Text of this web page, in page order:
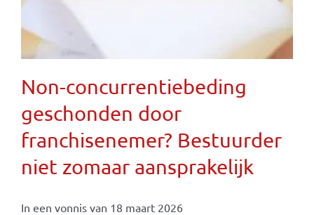
Non-concurrentiebeding
geschonden door
franchisenemer? Bestuurder
niet zomaar aansprakelijk
In een vonnis van 18 maart 2026